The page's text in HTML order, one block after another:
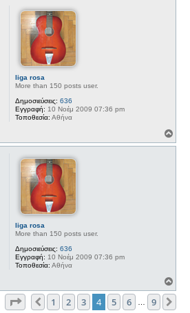
liga rosa
More than 150 posts user.
Δημοσιεύσεις: 636
Εγγραφή: 10 Νοέμ 2009 07:36 pm
Τοποθεσία: Αθήνα
ο
liga rosa
More than 150 posts user.
Δημοσιεύσεις: 636
Εγγραφή: 10 Νοέμ 2009 07:36 pm
Τοποθεσία: Αθήνα
ο
υ
Σελίδα4 από 9
Προηγούμενη
1 2 3 4 5 6 9